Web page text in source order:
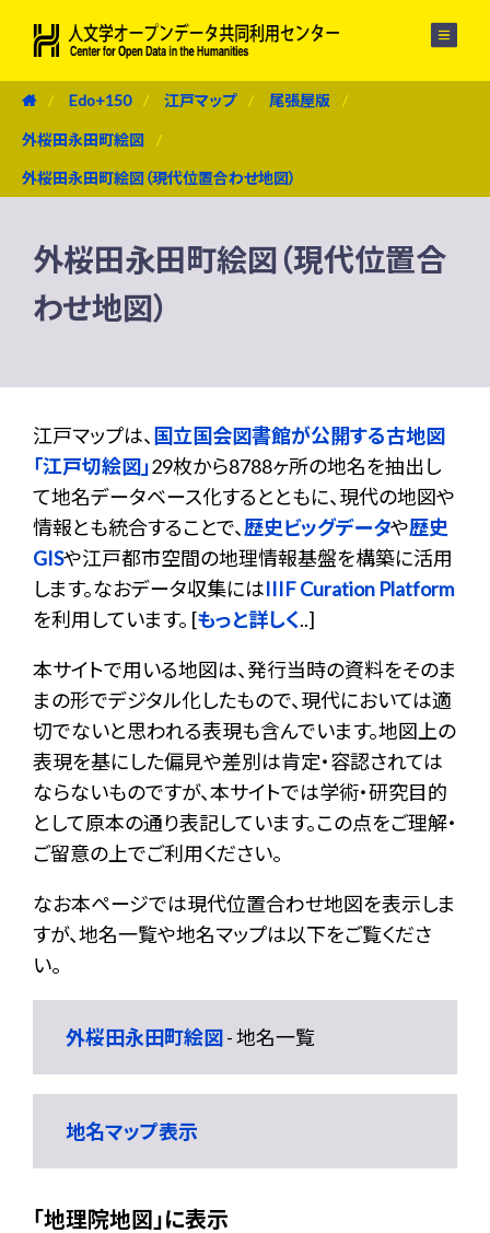
Edo+150 江戸マップ 尾張屋版
外桜田永田町絵図
外桜田永田町絵図（現代位置合わせ地図）
外桜田永田町絵図（現代位置合
わせ地図）
江戸マップは、 国立国会図書館が公開する古地図
「江戸切絵図」29枚から8788ヶ所の地名を抽出し
て地名データベース化するとともに、現代の地図や
情報とも統合することで、歴史ビッグデータや歴史
GISや江戸都市空間の地理情報基盤を構築に活用
します。なおデータ収集にはIIIF Curation Platform
を利用しています。 [もっと詳しく..]
本サイトで用いる地図は、発行当時の資料をそのま
まの形でデジタル化したもので、現代においては適
切でないと思われる表現も含んでいます。地図上の
表現を基にした偏見や差別は肯定・容認されては
ならないものですが、本サイトでは学術・研究目的
として原本の通り表記しています。この点をご理解・
ご留意の上でご利用ください。
なお本ページでは現代位置合わせ地図を表示しま
すが、地名一覧や地名マップは以下をご覧くださ
い。
外桜田永田町絵図- 地名一覧
地名マップ表示
「地理院地図」に表示